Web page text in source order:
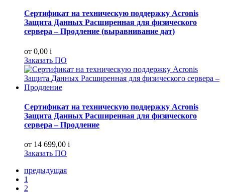
Сертификат на техническую поддержку Acronis
Защита Данных Расширенная для физического
сервера – Продление (выравнивание дат)
от 0,00 i
Заказать ПО
Сертификат на техническую поддержку Acronis
Защита Данных Расширенная для физического
сервера – Продление
от 14 699,00 i
Заказать ПО
предыдущая
1
2